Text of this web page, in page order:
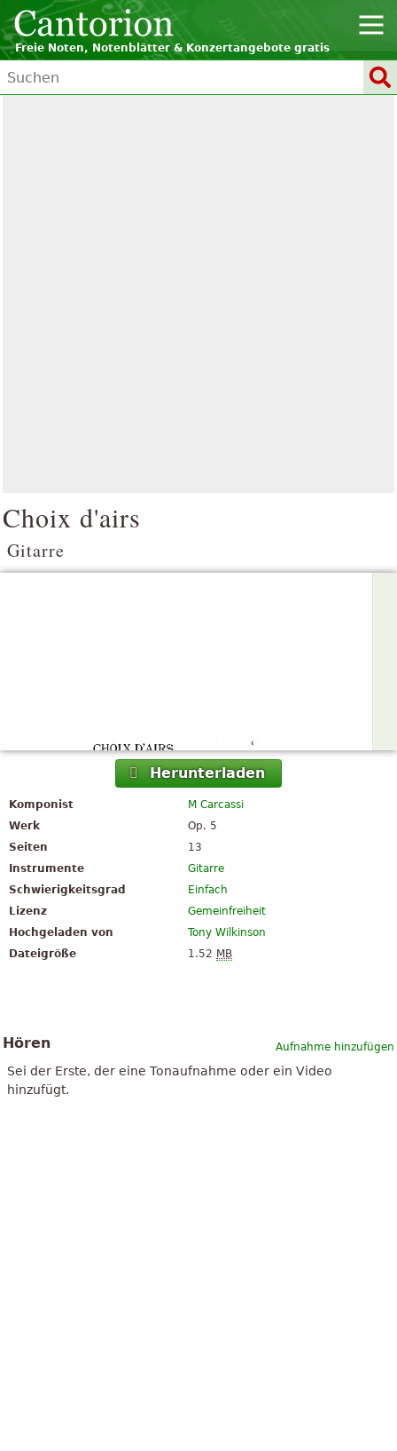
Freie Noten, Notenblätter & Konzertangebote gratis
Choix d'airs
Gitarre
Herunterladen
Komponist
M Carcassi
Werk
Op. 5
Seiten
13
Instrumente
Gitarre
Schwierigkeitsgrad
Einfach
Lizenz
Gemeinfreiheit
Hochgeladen von
Tony Wilkinson
Dateigröße
1.52 MB
Aufnahme hinzufügen
Hören
Sei der Erste, der eine Tonaufnahme oder ein Video
hinzufügt.